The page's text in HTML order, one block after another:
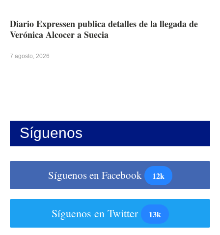
Diario Expressen publica detalles de la llegada de
Verónica Alcocer a Suecia
7 agosto, 2026
Síguenos
Síguenos en Facebook 12k
Síguenos en Twitter 13k